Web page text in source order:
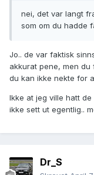
nei, det var langt
som om du hadde
Jo.. de var faktisk
akkurat pene, men du
du kan ikke nekte for
Ikke at jeg ville hatt de
ikke sett ut egentlig..
Dr_S